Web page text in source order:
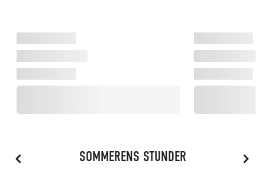
SOMMERENS STUNDER